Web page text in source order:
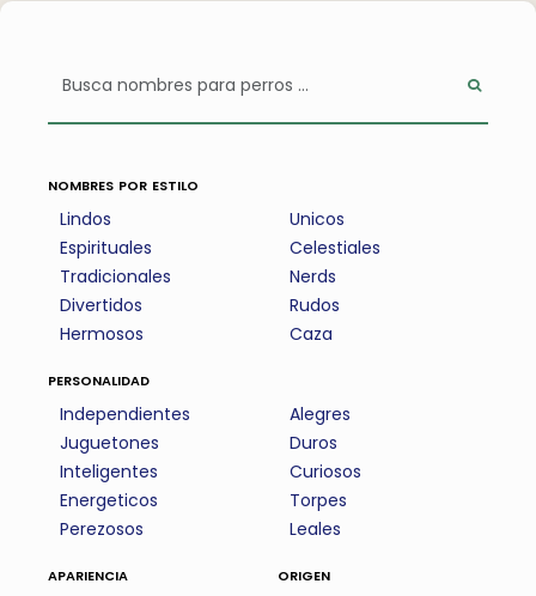
nombres por estilo
Lindos
Espirituales
Tradicionales
Divertidos
Hermosos
Unicos
Celestiales
Nerds
Rudos
Caza
personalidad
Independientes
Juguetones
Inteligentes
Energeticos
Perezosos
Alegres
Duros
Curiosos
Torpes
Leales
apariencia origen